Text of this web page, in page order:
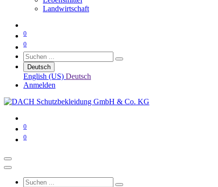
Landwirtschaft
0
0
Deutsch
English (US) Deutsch
Anmelden
0
0